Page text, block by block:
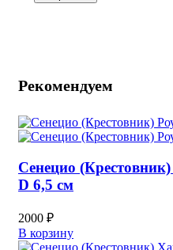
Рекомендуем
Сенецио
D 6,5 см
2000 ₽
В корзину